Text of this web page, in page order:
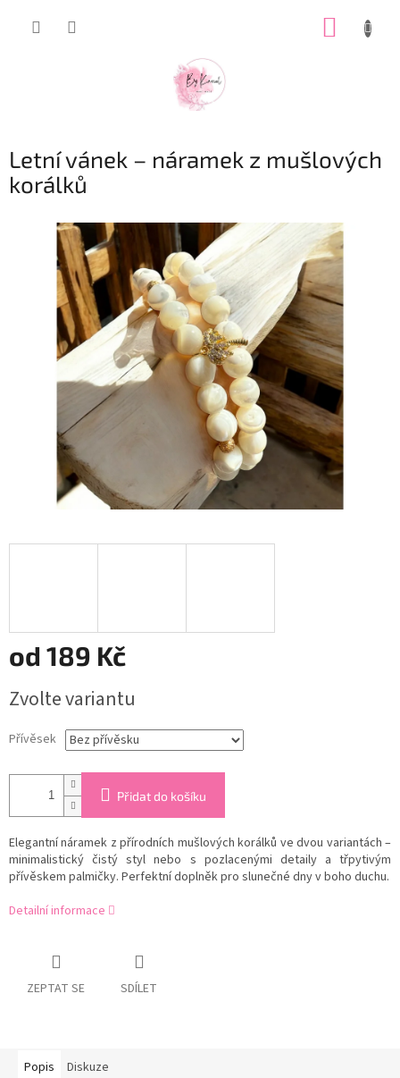
Letní vánek – náramek z mušlových
korálků
od 189 Kč
cena:
Zvolte variantu
Přívěsek
Přidat do košíku
Elegantní náramek z přírodních mušlových korálků ve dvou variantách –
minimalistický čistý styl nebo s pozlacenými detaily a třpytivým
přívěskem palmičky. Perfektní doplněk pro slunečné dny v boho duchu.
Detailní informace
ZEPTAT SE SDÍLET
Popis Diskuze